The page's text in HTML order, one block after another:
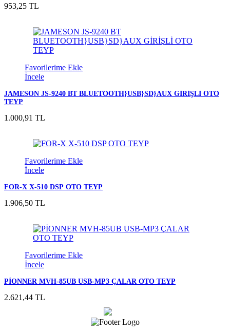
953,25 TL
Favorilerime Ekle
İncele
JAMESON JS-9240 BT BLUETOOTH}USB}SD}AUX GİRİŞLİ OTO
TEYP
1.000,91 TL
Favorilerime Ekle
İncele
FOR-X X-510 DSP OTO TEYP
1.906,50 TL
Favorilerime Ekle
İncele
PİONNER MVH-85UB USB-MP3 ÇALAR OTO TEYP
2.621,44 TL